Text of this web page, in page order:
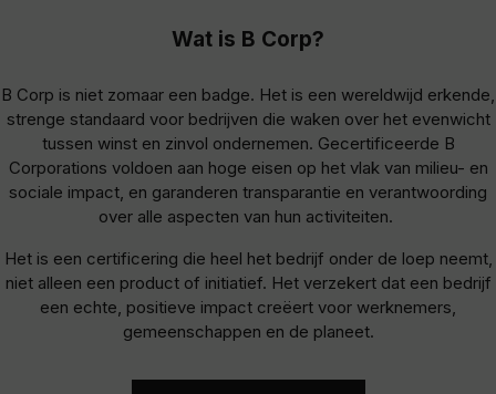
Wat is B Corp?
B Corp is niet zomaar een badge. Het is een wereldwijd erkende,
strenge standaard voor bedrijven die waken over het evenwicht
tussen winst en zinvol ondernemen. Gecertificeerde B
Corporations voldoen aan hoge eisen op het vlak van milieu- en
sociale impact, en garanderen transparantie en verantwoording
over alle aspecten van hun activiteiten.
Het is een certificering die heel het bedrijf onder de loep neemt,
niet alleen een product of initiatief. Het verzekert dat een bedrijf
een echte, positieve impact creëert voor werknemers,
gemeenschappen en de planeet.